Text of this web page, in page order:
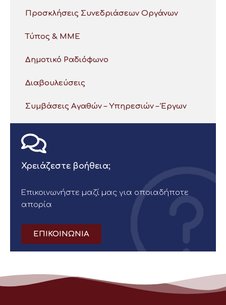
Προσκλήσεις Συνεδριάσεων Οργάνων
Τύπος & ΜΜΕ
Δημοτικό Ραδιόφωνο
Διαβουλεύσεις
Συμβάσεις Αγαθών – Υπηρεσιών – Έργων
Χρειάζεστε βοήθεια;
Επικοινωνήστε μαζί μας για οποιαδήποτε
απορία
ΕΠΙΚΟΙΝΩΝΙΑ